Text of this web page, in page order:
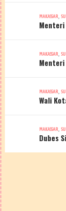
MAKASSAR,
Menteri
MAKASSAR,
Menteri
MAKASSAR,
Wali
MAKASSAR,
Dubes